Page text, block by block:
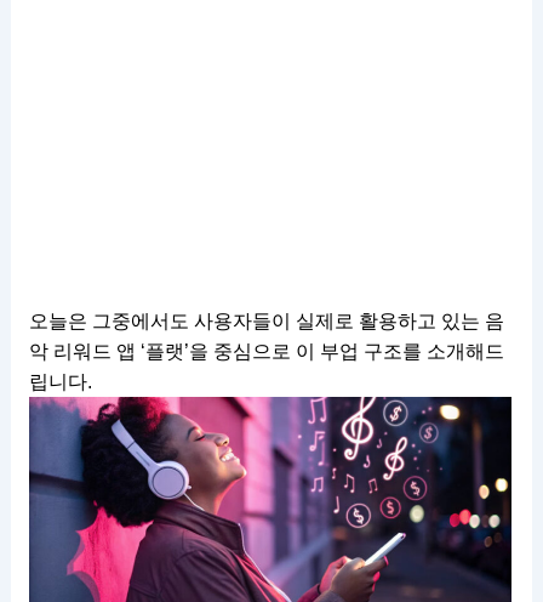
오늘은 그중에서도 사용자들이 실제로 활용하고 있는 음
악 리워드 앱 ‘플랫’을 중심으로 이 부업 구조를 소개해드
립니다.